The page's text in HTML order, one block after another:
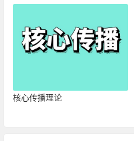
核心传播理论